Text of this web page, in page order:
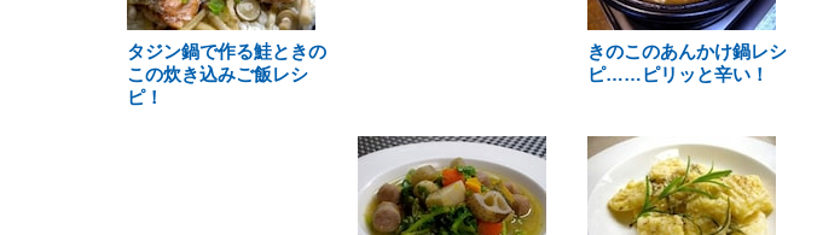
タジン鍋で作る鮭ときの
この炊き込みご飯レシ
ピ！
きのこのあんかけ鍋レシ
ピ……ピリッと辛い！